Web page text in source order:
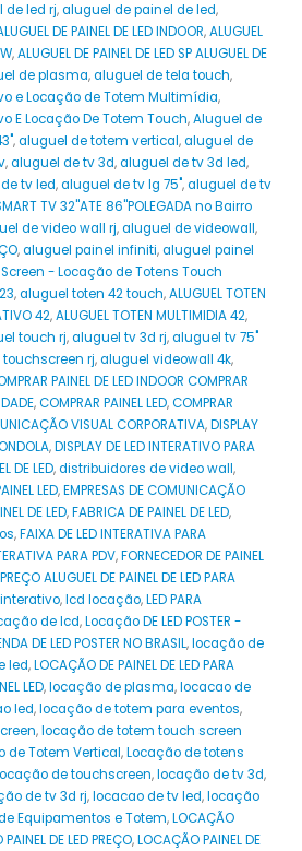
de led rj,aluguel de painel de led,
DE PAINEL DE LED INDOOR,ALUGUEL
,ALUGUEL DE PAINEL DE LED SP ALUGUEL DE
de plasma,aluguel de tela touch,
e Locação de Totem Multimídia,
E Locação De Totem Touch,Aluguel de
,aluguel de totem vertical,aluguel de
,aluguel de tv 3d,aluguel de tv 3d led,
tv led,aluguel de tv lg 75",aluguel de tv
TV 32''ATE 86''POLEGADA no Bairro‎
de video wall rj,aluguel de videowall,
,aluguel painel infiniti,aluguel painel
- Locação de Totens Touch
,aluguel toten 42 touch,ALUGUEL TOTEN
42,ALUGUEL TOTEN MULTIMIDIA 42,
touch rj,aluguel tv 3d rj,aluguel tv 75"
rj,aluguel videowall 4k,
PAINEL DE LED INDOOR COMPRAR
,COMPRAR PAINEL LED,COMPRAR
VISUAL CORPORATIVA,DISPLAY
,DISPLAY DE LED INTERATIVO PARA
DE LED,distribuidores de video wall,
LED,EMPRESAS DE COMUNICAÇÃO
DE LED,FABRICA DE PAINEL DE LED,
,FAIXA DE LED INTERATIVA PARA
PARA PDV,FORNECEDOR DE PAINEL
ALUGUEL DE PAINEL DE LED PARA
interativo,lcd locação,LED PARA
de lcd,Locação DE LED POSTER -
DE LED POSTER NO BRASIL,locação de
led,LOCAÇÃO DE PAINEL DE LED PARA
LED,locação de plasma,locacao de
led,locação de totem para eventos,
,locação de totem touch screen
de Totem Vertical,Locação de totens
de touchscreen,locação de tv 3d,
de tv 3d rj,locacao de tv led,locação
Equipamentos e Totem,LOCAÇÃO
DE LED PREÇO,LOCAÇÃO PAINEL DE